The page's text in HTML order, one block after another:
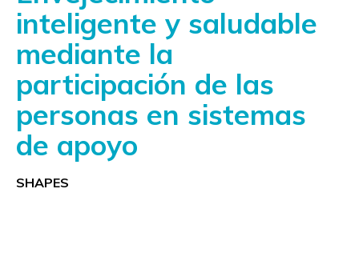
inteligente y saludable
mediante la
participación de las
personas en sistemas
de apoyo
SHAPES